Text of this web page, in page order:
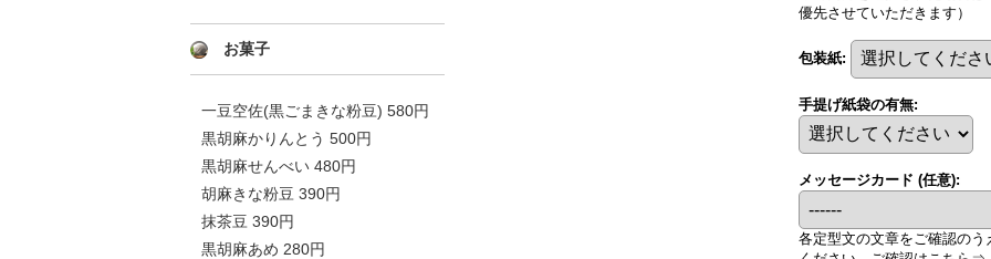
お菓子
一豆空佐(黒ごまきな粉豆) 580円
黒胡麻かりんとう 500円
黒胡麻せんべい 480円
胡麻きな粉豆 390円
抹茶豆 390円
黒胡麻あめ 280円